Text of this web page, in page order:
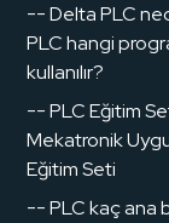
-- Delta PLC
PLC hangi
kullanılır?
-- PLC Eğitim
Mekatronik
Eğitim Seti
-- PLC kaç ana